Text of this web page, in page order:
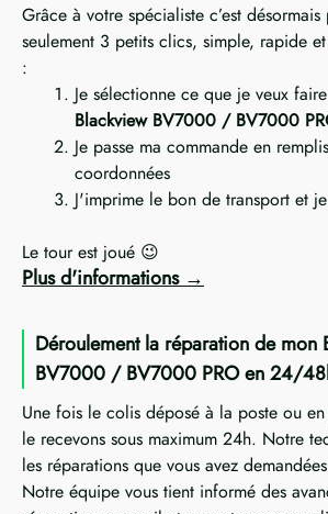
Grâce à votre spécialiste c’est
seulement 3 petits clics, simple, rapide
:
Je sélectionne ce que je veux
Blackview BV7000 / BV7000
Je passe ma commande en
coordonnées
J'imprime le bon de transport et
Le tour est joué 😉
Plus d'informations
Déroulement la réparation de mon
BV7000 / BV7000 PRO en 24/
Une fois le colis déposé à la poste ou
le recevons sous maximum 24h. Notre
les réparations que vous avez
Notre équipe vous tient informé des